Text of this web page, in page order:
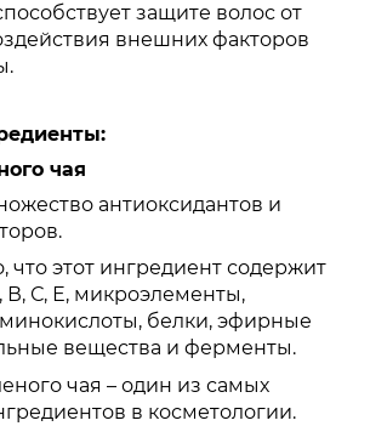
защите волос от
внешних факторов
чая
антиоксидантов и
что этот ингредиент содержит
С, Е, микроэлементы,
белки, эфирные
вещества и ферменты.
чая – один из самых
в косметологии.